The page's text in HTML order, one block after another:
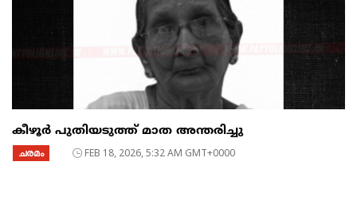
കീഴൂർ പുതിയടുത്ത് മാത അന്തരിച്ചു
ചരമം FEB 18, 2026, 5:32 AM GMT+0000